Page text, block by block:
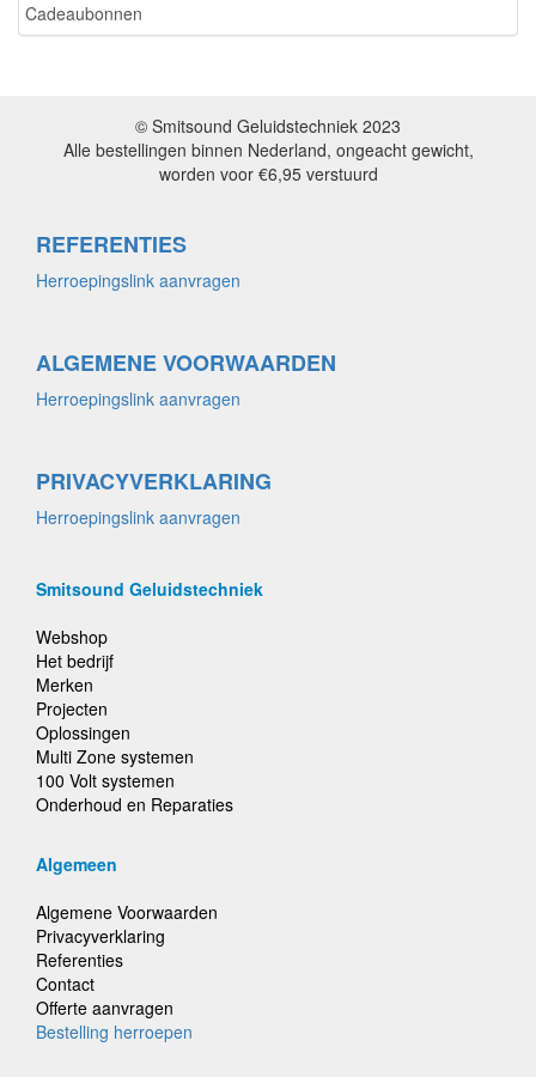
Cadeaubonnen
© Smitsound Geluidstechniek 2023
Alle bestellingen binnen Nederland, ongeacht gewicht,
worden voor €6,95 verstuurd
REFERENTIES
Herroepingslink aanvragen
ALGEMENE VOORWAARDEN
Herroepingslink aanvragen
PRIVACYVERKLARING
Herroepingslink aanvragen
Smitsound Geluidstechniek
Webshop
Het bedrijf
Merken
Projecten
Oplossingen
Multi Zone systemen
100 Volt systemen
Onderhoud en Reparaties
Algemeen
Algemene Voorwaarden
Privacyverklaring
Referenties
Contact
Offerte aanvragen
Bestelling herroepen